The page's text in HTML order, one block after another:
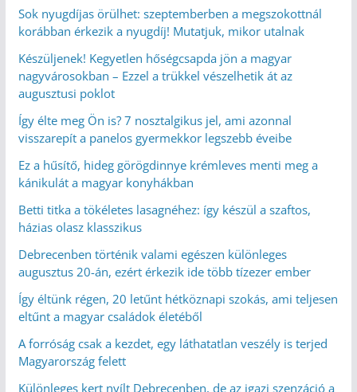
Sok nyugdíjas örülhet: szeptemberben a megszokottnál
korábban érkezik a nyugdíj! Mutatjuk, mikor utalnak
Készüljenek! Kegyetlen hőségcsapda jön a magyar
nagyvárosokban – Ezzel a trükkel vészelhetik át az
augusztusi poklot
Így élte meg Ön is? 7 nosztalgikus jel, ami azonnal
visszarepít a panelos gyermekkor legszebb éveibe
Ez a hűsítő, hideg görögdinnye krémleves menti meg a
kánikulát a magyar konyhákban
Betti titka a tökéletes lasagnéhez: így készül a szaftos,
házias olasz klasszikus
Debrecenben történik valami egészen különleges
augusztus 20-án, ezért érkezik ide több tízezer ember
Így éltünk régen, 20 letűnt hétköznapi szokás, ami teljesen
eltűnt a magyar családok életéből
A forróság csak a kezdet, egy láthatatlan veszély is terjed
Magyarország felett
Különleges kert nyílt Debrecenben, de az igazi szenzáció a